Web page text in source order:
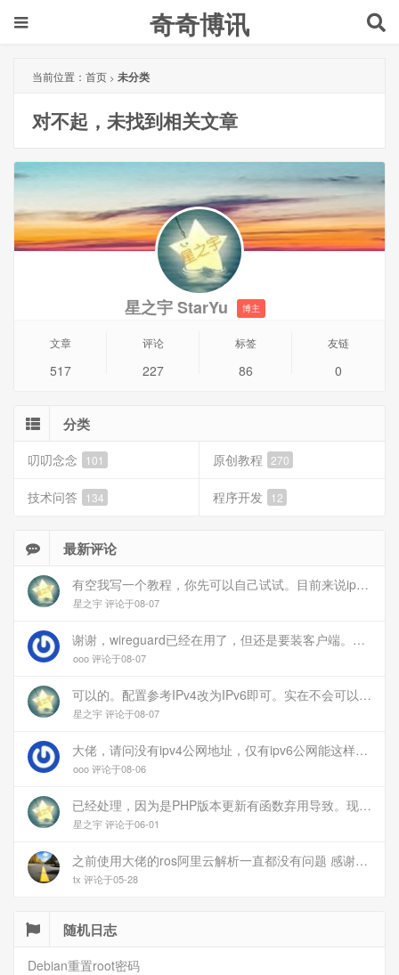
奇奇博讯
当前位置： 首页 > 未分类
对不起，未找到相关文章
星之宇 StarYu 博主
文章
517
评论
227
标签
86
友链
0
分类
叨叨念念 101 原创教程 270
技术问答 134 程序开发 12
最新评论
有空我写一个教程，你先可以自己试试。目前来说ipv6应该没问题的。
星之宇 评论于08-07
谢谢，wireguard已经在用了，但还是要装客户端。您这个方案连客户端都免了
ooo 评论于08-07
可以的。配置参考IPv4改为IPv6即可。实在不会可以用wireguard，这个简单和稳定
星之宇 评论于08-07
大佬，请问没有ipv4公网地址，仅有ipv6公网能这样玩吗？
ooo 评论于08-06
已经处理，因为是PHP版本更新有函数弃用导致。现已经修复
星之宇 评论于06-01
之前使用大佬的ros阿里云解析一直都没有问题 感谢大佬 但上个月开始阿里云的解析返回日志总是出错 日志值为alidns update error,不知为什么 所以请教一下大佬
tx 评论于05-28
随机日志
Debian重置root密码